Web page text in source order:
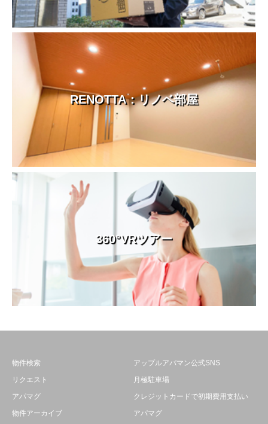
RENOTTA：リノベ部屋
360°VRツアー
物件検索
リクエスト
アパマグ
物件アーカイブ
アップルアパマン公式SNS
月極駐車場
クレジットカードで初期費用支払い
アパマグ